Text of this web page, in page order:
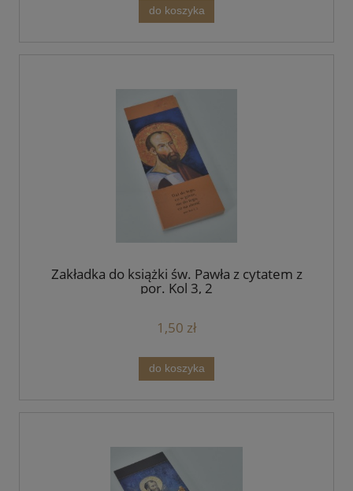
do koszyka
Zakładka do książki św. Pawła z cytatem z
por. Kol 3, 2
1,50 zł
do koszyka